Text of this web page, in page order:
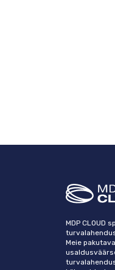
MDP CLOUD
Meie